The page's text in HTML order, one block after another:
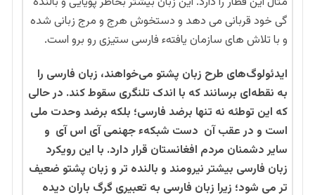
گی خود قربانی می دهد و دستخوش هرج و مرج زبانی شده
و با تلاش های سازمان یافتهء فارسی ستیزی رو برو است.
ایدئولوگ‌های طرح زبان پشتو می‌خواهند، زبان فارسی را
به نقطه‌ای برسانند که با اندک تلنگری سقوط کند. در حالی
که این توطئه نه تنها برضد فارسی؛ بلکه برضد وحدت ملی
است و در عقب آن دست شبکهء جهنمی آی اس آی و
سایر دشمنان مردم افغانستان قرار دارد. با این رویکرد
زبان فارسی بیشتر نیرومند و بالنده تر و زبان پشتو ضعیف
تر می شود؛ زیرا زبان فارسی به تعبیری گرگ باران دیده